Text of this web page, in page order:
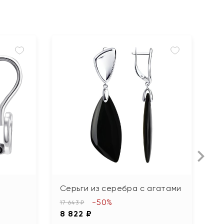
Серьги из серебра с агатами
17 643 ₽
8 822 ₽
-50%